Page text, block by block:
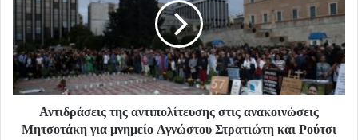
Αντιδράσεις της αντιπολίτευσης στις ανακοινώσεις
Μητσοτάκη για μνημείο Αγνώστου Στρατιώτη και Ρούτσι